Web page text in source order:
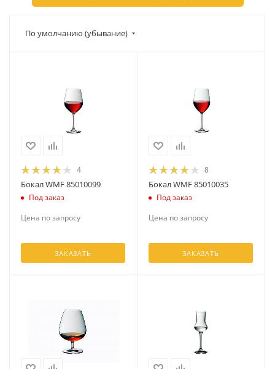
По умолчанию (убывание)
4
Бокал WMF 85010099
Под заказ
Цена по запросу
ЗАКАЗАТЬ
8
Бокал WMF 85010035
Под заказ
Цена по запросу
ЗАКАЗАТЬ